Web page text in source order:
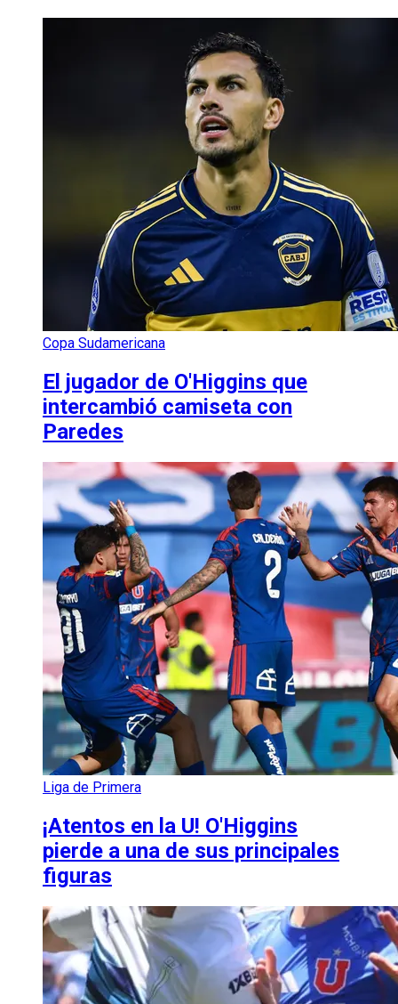
Copa Sudamericana
El jugador de O'Higgins que
intercambió camiseta con
Paredes
Liga de Primera
¡Atentos en la U! O'Higgins
pierde a una de sus principales
figuras